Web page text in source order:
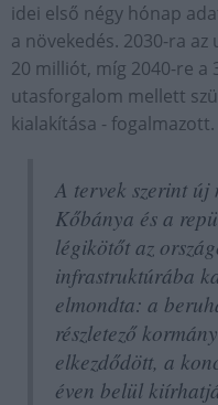
idei első négy hónap
a növekedés. 2030-ra
20 milliót, míg 2040-re a
utasforgalom mellett
kialakítása - fogalmazott.
A tervek szerint új
Kőbánya és a
légikötőt az
infrastruktúrába
elmondta: a
részletező
elkezdődött, a
éven belül